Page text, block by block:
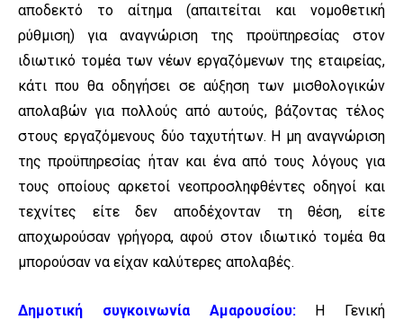
αποδεκτό το αίτημα (απαιτείται και νομοθετική
ρύθμιση) για αναγνώριση της προϋπηρεσίας στον
ιδιωτικό τομέα των νέων εργαζόμενων της εταιρείας,
κάτι που θα οδηγήσει σε αύξηση των μισθολογικών
απολαβών για πολλούς από αυτούς, βάζοντας τέλος
στους εργαζόμενους δύο ταχυτήτων. Η μη αναγνώριση
της προϋπηρεσίας ήταν και ένα από τους λόγους για
τους οποίους αρκετοί νεοπροσληφθέντες οδηγοί και
τεχνίτες είτε δεν αποδέχονταν τη θέση, είτε
αποχωρούσαν γρήγορα, αφού στον ιδιωτικό τομέα θα
μπορούσαν να είχαν καλύτερες απολαβές.
Δημοτική συγκοινωνία Αμαρουσίου:Η Γενική